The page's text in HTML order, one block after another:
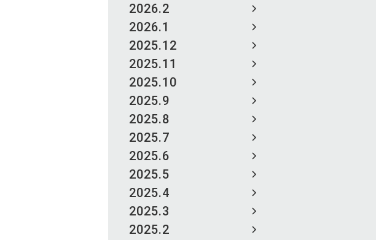
2026.2
2026.1
2025.12
2025.11
2025.10
2025.9
2025.8
2025.7
2025.6
2025.5
2025.4
2025.3
2025.2